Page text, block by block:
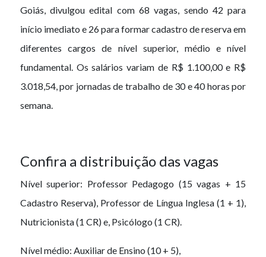
Goiás, divulgou edital com 68 vagas, sendo 42 para
início imediato e 26 para formar cadastro de reserva em
diferentes cargos de nível superior, médio e nível
fundamental. Os salários variam de R$ 1.100,00 e R$
3.018,54, por jornadas de trabalho de 30 e 40 horas por
semana.
Confira a distribuição das vagas
Nível superior: Professor Pedagogo (15 vagas + 15
Cadastro Reserva), Professor de Língua Inglesa (1 + 1),
Nutricionista (1 CR) e, Psicólogo (1 CR).
Nível médio: Auxiliar de Ensino (10 + 5),